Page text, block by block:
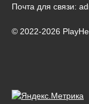
Почта для связи:
© 2022-2026